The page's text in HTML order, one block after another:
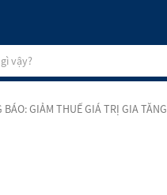
BÁO: GIẢM THUẾ GIÁ TRỊ GIA TĂNG